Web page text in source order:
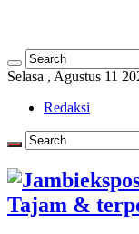
Selasa , Agustus 11
Redaksi
Tajam &